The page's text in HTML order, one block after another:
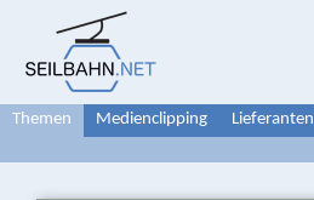
Themen Medienclipping Lieferanten